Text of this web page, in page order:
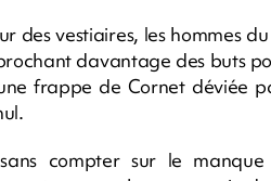
des vestiaires, les hommes
davantage des buts
frappe de Cornet déviée
compter sur le